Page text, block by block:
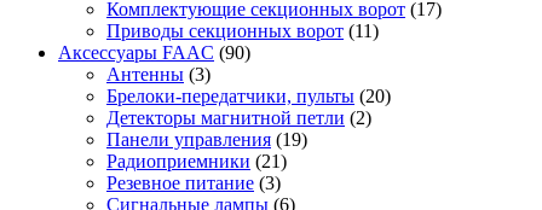
Комплектующие секционных ворот (17)
Приводы секционных ворот (11)
Аксессуары FAAC (90)
Антенны (3)
Брелоки-передатчики, пульты (20)
Детекторы магнитной петли (2)
Панели управления (19)
Радиоприемники (21)
Резевное питание (3)
Сигнальные лампы (6)